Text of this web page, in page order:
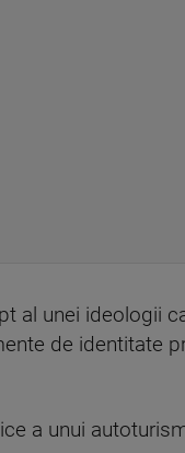
al unei ideologii
de identitate
a unui